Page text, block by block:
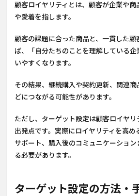
顧客ロイヤリティとは、顧客が企業や商
や愛着を指します。
顧客の課題に合った商品と、一貫した顧
ば、「自分たちのことを理解している企
いやすくなります。
その結果、継続購入や契約更新、関連
どにつながる可能性があります。
ただし、ターゲット設定は顧客ロイヤリ
出発点です。実際にロイヤリティを高め
サポート、購入後のコミュニケーション
る必要があります。
ターゲット設定の方法・